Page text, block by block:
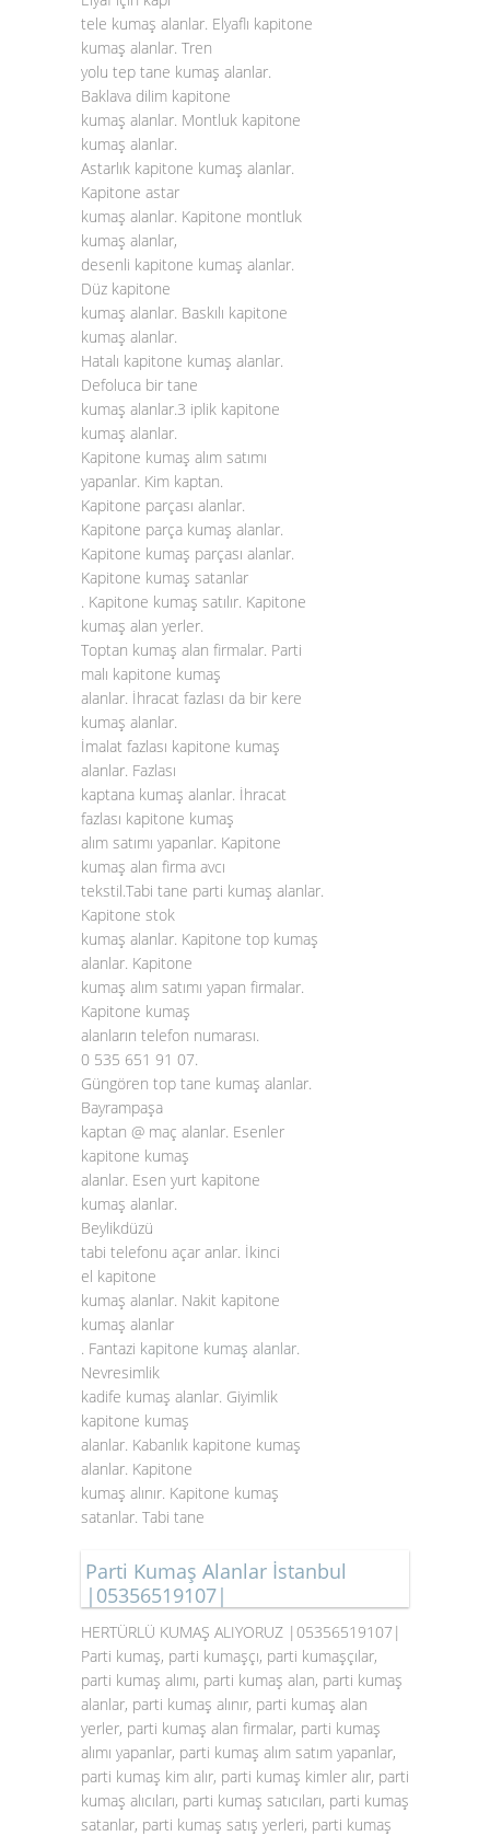
tele kumaş alanlar. Elyaflı kapitone
kumaş alanlar. Tren
yolu tep tane kumaş alanlar.
Baklava dilim kapitone
kumaş alanlar. Montluk kapitone
kumaş alanlar.
Astarlık kapitone kumaş alanlar.
Kapitone astar
kumaş alanlar. Kapitone montluk
kumaş alanlar,
desenli kapitone kumaş alanlar.
Düz kapitone
kumaş alanlar. Baskılı kapitone
kumaş alanlar.
Hatalı kapitone kumaş alanlar.
Defoluca bir tane
kumaş alanlar.3 iplik kapitone
kumaş alanlar.
Kapitone kumaş alım satımı
yapanlar. Kim kaptan.
Kapitone parçası alanlar.
Kapitone parça kumaş alanlar.
Kapitone kumaş parçası alanlar.
Kapitone kumaş satanlar
. Kapitone kumaş satılır. Kapitone
kumaş alan yerler.
Toptan kumaş alan firmalar. Parti
malı kapitone kumaş
alanlar. İhracat fazlası da bir kere
kumaş alanlar.
İmalat fazlası kapitone kumaş
alanlar. Fazlası
kaptana kumaş alanlar. İhracat
fazlası kapitone kumaş
alım satımı yapanlar. Kapitone
kumaş alan firma avcı
tekstil.Tabi tane parti kumaş alanlar.
Kapitone stok
kumaş alanlar. Kapitone top kumaş
alanlar. Kapitone
kumaş alım satımı yapan firmalar.
Kapitone kumaş
alanların telefon numarası.
0 535 651 91 07.
Güngören top tane kumaş alanlar.
Bayrampaşa
kaptan @ maç alanlar. Esenler
kapitone kumaş
alanlar. Esen yurt kapitone
kumaş alanlar.
Beylikdüzü
tabi telefonu açar anlar. İkinci
el kapitone
kumaş alanlar. Nakit kapitone
kumaş alanlar
. Fantazi kapitone kumaş alanlar.
Nevresimlik
kadife kumaş alanlar. Giyimlik
kapitone kumaş
alanlar. Kabanlık kapitone kumaş
alanlar. Kapitone
kumaş alınır. Kapitone kumaş
satanlar. Tabi tane
Parti Kumaş Alanlar İstanbul
|05356519107|
HERTÜRLÜ KUMAŞ ALIYORUZ |05356519107|
Parti kumaş, parti kumaşçı, parti kumaşçılar,
parti kumaş alımı, parti kumaş alan, parti kumaş
alanlar, parti kumaş alınır, parti kumaş alan
yerler, parti kumaş alan firmalar, parti kumaş
alımı yapanlar, parti kumaş alım satım yapanlar,
parti kumaş kim alır, parti kumaş kimler alır, parti
kumaş alıcıları, parti kumaş satıcıları, parti kumaş
satanlar, parti kumaş satış yerleri, parti kumaş